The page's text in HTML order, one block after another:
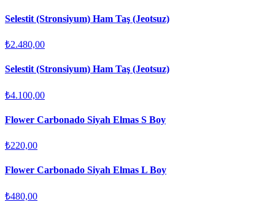
Selestit (Stronsiyum) Ham Taş (Jeotsuz)
₺2.480,00
Selestit (Stronsiyum) Ham Taş (Jeotsuz)
₺4.100,00
Flower Carbonado Siyah Elmas S Boy
₺220,00
Flower Carbonado Siyah Elmas L Boy
₺480,00